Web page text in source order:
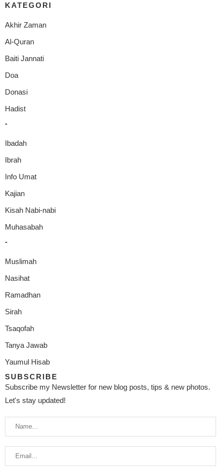
KATEGORI
Akhir Zaman
Al-Quran
Baiti Jannati
Doa
Donasi
Hadist
-
Ibadah
Ibrah
Info Umat
Kajian
Kisah Nabi-nabi
Muhasabah
-
Muslimah
Nasihat
Ramadhan
Sirah
Tsaqofah
Tanya Jawab
Yaumul Hisab
SUBSCRIBE
Subscribe my Newsletter for new blog posts, tips & new photos.
Let's stay updated!